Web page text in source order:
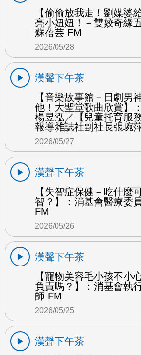
【偷偷放我走！劉媒婆
亮小妞妞！－雙姣奇緣
蘇蓓芸 FM
2026/05/28
漢聲下午茶
【音樂故事館－日劇男
他！大聖堂歌曲欣賞】
楊昱泓／【兒童托育服
報導雜誌社副社長張琬
2026/05/27
漢聲下午茶
【失智症保健－吃什麼
智？】：消基會醫療委
FM
2026/05/26
漢聲下午茶
【寵物美容毛小孩不小
負責嗎？】：消基會執
師 FM
2026/05/25
漢聲下午茶